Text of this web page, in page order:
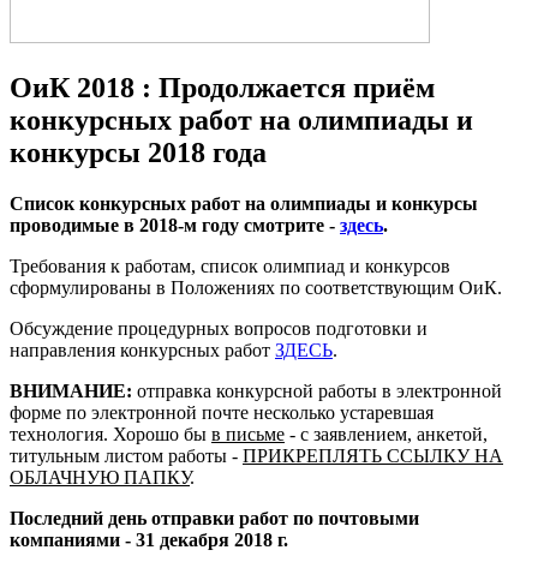
ОиК 2018 : Продолжается приём
конкурсных работ на олимпиады и
конкурсы 2018 года
Список конкурсных работ на олимпиады и конкурсы
проводимые в 2018-м году смотрите - здесь.
Требования к работам, список олимпиад и конкурсов
сформулированы в Положениях по соответствующим ОиК.
Обсуждение процедурных вопросов подготовки и
направления конкурсных работ ЗДЕСЬ.
ВНИМАНИЕ: отправка конкурсной работы в электронной
форме по электронной почте несколько устаревшая
технология. Хорошо бы в письме - с заявлением, анкетой,
титульным листом работы - ПРИКРЕПЛЯТЬ ССЫЛКУ НА
ОБЛАЧНУЮ ПАПКУ.
Последний день отправки работ по почтовыми
компаниями - 31 декабря 2018 г.